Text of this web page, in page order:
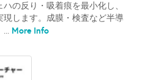
の反り・吸着痕を最小化し、
します。成膜・検査など半導
... More Info